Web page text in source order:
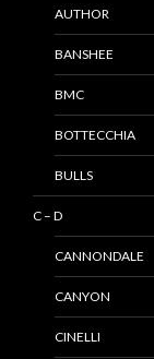
AUTHOR
BANSHEE
BMC
BOTTECCHIA
BULLS
C – D
CANNONDALE
CANYON
CINELLI